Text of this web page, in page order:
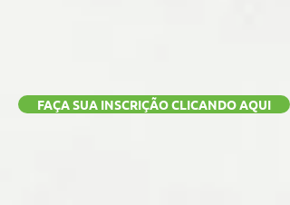
FAÇA SUA INSCRIÇÃO CLICANDO AQUI